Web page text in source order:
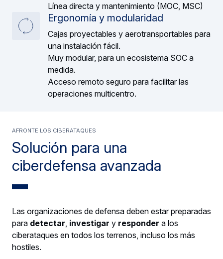
Línea directa y mantenimiento (MOC, MSC)
Ergonomía y modularidad
Cajas proyectables y aerotransportables para
una instalación fácil.
Muy modular, para un ecosistema SOC a
medida.
Acceso remoto seguro para facilitar las
operaciones multicentro.
Solución para una
ciberdefensa avanzada
Afronte los ciberataques
Las organizaciones de defensa deben estar preparadas
para detectar investigar y responder a los
ciberataques en todos los terrenos, incluso los más
hostiles.